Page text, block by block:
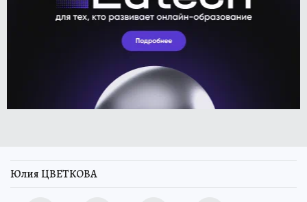
Юлия ЦВЕТКОВА